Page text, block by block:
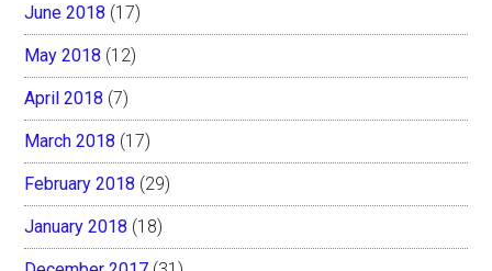
June 2018 (17)
May 2018 (12)
April 2018 (7)
March 2018 (17)
February 2018 (29)
January 2018 (18)